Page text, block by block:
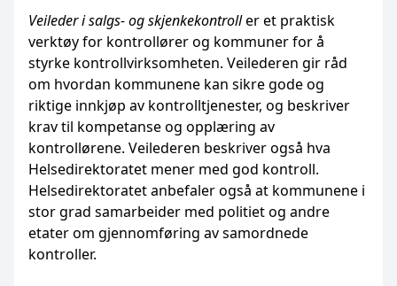
Veileder i salgs- og skjenkekontroller et praktisk
verktøy for kontrollører og kommuner for å
styrke kontrollvirksomheten. Veilederen gir råd
om hvordan kommunene kan sikre gode og
riktige innkjøp av kontrolltjenester, og beskriver
krav til kompetanse og opplæring av
kontrollørene. Veilederen beskriver også hva
Helsedirektoratet mener med god kontroll.
Helsedirektoratet anbefaler også at kommunene i
stor grad samarbeider med politiet og andre
etater om gjennomføring av samordnede
kontroller.